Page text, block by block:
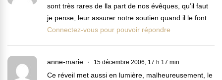
sont très rares de lla part de nos évêques, qu’il faut
je pense, leur assurer notre soutien quand il le font…
Connectez-vous pour pouvoir répondre
anne-marie 15 décembre 2006, 17 h 17 min
Ce réveil met aussi en lumière, malheureusement, le